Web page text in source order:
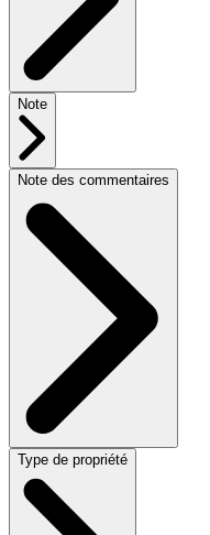
Note
Note des commentaires
Type de propriété